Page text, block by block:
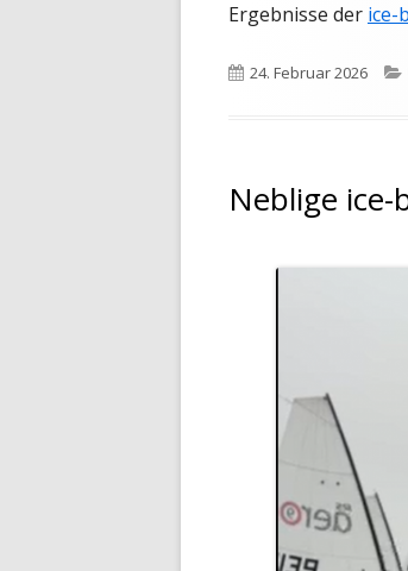
Ergebnisse der ice-
Veröffentlicht
24. Februar 2026
Neblige